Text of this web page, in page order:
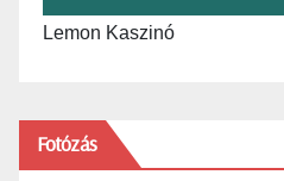
Lemon Kaszinó
Fotózás